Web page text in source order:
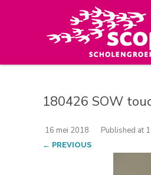
180426 SOW
Published
16 mei 2018 at
← PREVIOUS